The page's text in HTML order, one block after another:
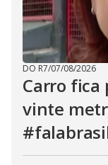
DO R7/07/08/2026
Carro fica
vinte